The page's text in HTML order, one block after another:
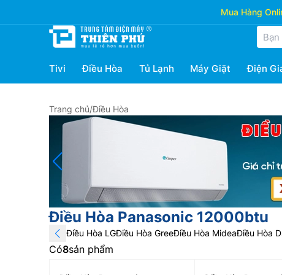
Mua Hàng
Tivi Điều Hòa Tủ Lạnh Máy Giặt Điện
Trang chủ/Điều Hòa
Điều Hòa Panasonic 12000btu
Điều Hòa LGĐiều Hòa GreeĐiều Hòa MideaĐiều Hòa
Có8sản phẩm